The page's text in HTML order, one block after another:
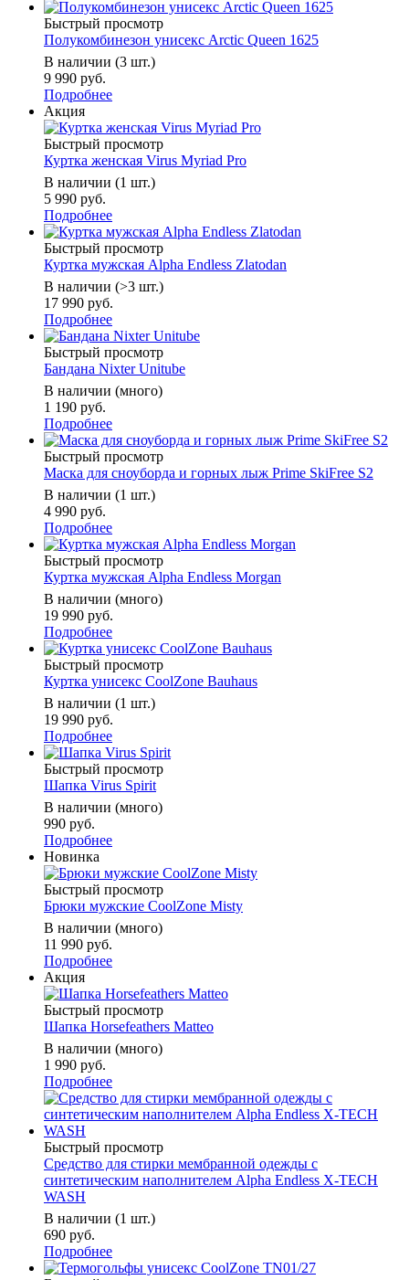
Быстрый просмотр
Полукомбинезон унисекс Arctic Queen 1625
В наличии (3 шт.)
9 990 руб.
Подробнее
Акция
Быстрый просмотр
Куртка женская Virus Myriad Pro
В наличии (1 шт.)
5 990 руб.
Подробнее
Быстрый просмотр
Куртка мужская Alpha Endless Zlatodan
В наличии (>3 шт.)
17 990 руб.
Подробнее
Быстрый просмотр
Бандана Nixter Unitube
В наличии (много)
1 190 руб.
Подробнее
Быстрый просмотр
Маска для сноуборда и горных лыж Prime SkiFree S2
В наличии (1 шт.)
4 990 руб.
Подробнее
Быстрый просмотр
Куртка мужская Alpha Endless Morgan
В наличии (много)
19 990 руб.
Подробнее
Быстрый просмотр
Куртка унисекс CoolZone Bauhaus
В наличии (1 шт.)
19 990 руб.
Подробнее
Быстрый просмотр
Шапка Virus Spirit
В наличии (много)
990 руб.
Подробнее
Новинка
Быстрый просмотр
Брюки мужские CoolZone Misty
В наличии (много)
11 990 руб.
Подробнее
Акция
Быстрый просмотр
Шапка Horsefeathers Matteo
В наличии (много)
1 990 руб.
Подробнее
Быстрый просмотр
Средство для стирки мембранной одежды с
синтетическим наполнителем Alpha Endless X-TECH
WASH
В наличии (1 шт.)
690 руб.
Подробнее